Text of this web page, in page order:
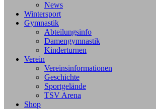
News
Wintersport
Gymnastik
Abteilungsinfo
Damengymnastik
Kinderturnen
Verein
Vereinsinformationen
Geschichte
Sportgelände
TSV Arena
Shop